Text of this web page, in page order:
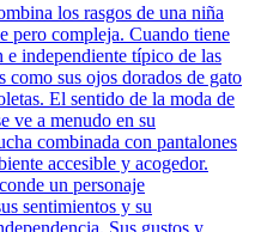
los rasgos de una niña
pero compleja. Cuando tiene
e independiente típico de las
sus ojos dorados de gato
El sentido de la moda de
ve a menudo en su
combinada con pantalones
accesible y acogedor.
un personaje
sentimientos y su
Sus gustos y